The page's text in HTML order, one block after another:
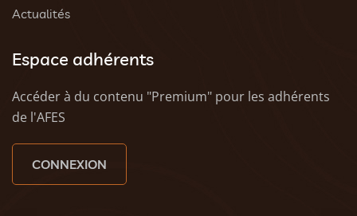
Actualités
Espace adhérents
Accéder à du contenu "Premium" pour les adhérents
de l'AFES
CONNEXION